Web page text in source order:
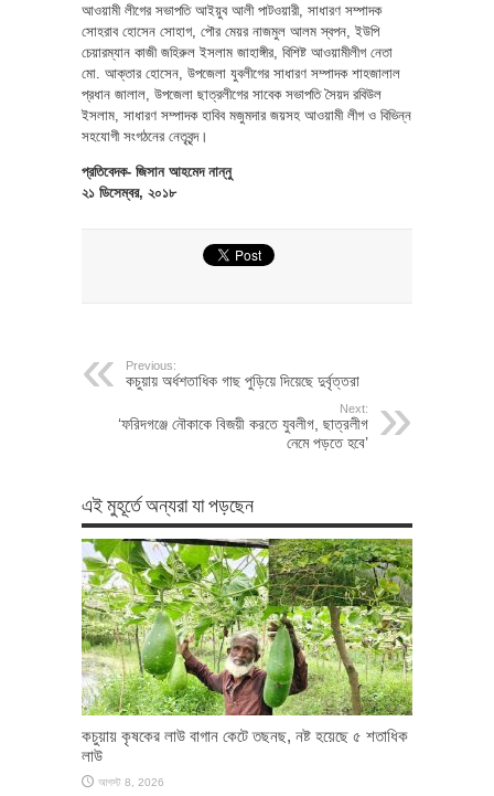
আওয়ামী লীগের সভাপতি আইয়ুব আলী পাটওয়ারী, সাধারণ সম্পাদক
সোহরাব হোসেন সোহাগ, পৌর মেয়র নাজমুল আলম স্বপন, ইউপি
চেয়ারম্যান কাজী জহিরুল ইসলাম জাহাঙ্গীর, বিশিষ্ট আওয়ামীলীগ নেতা
মো. আক্তার হোসেন, উপজেলা যুবলীগের সাধারণ সম্পাদক শাহজালাল
প্রধান জালাল, উপজেলা ছাত্রলীগের সাবেক সভাপতি সৈয়দ রবিউল
ইসলাম, সাধারণ সম্পাদক হাবিব মজুমদার জয়সহ আওয়ামী লীগ ও বিভিন্ন
সহযোগী সংগঠনের নেতৃবৃন্দ।
প্রতিবেদক- জিসান আহমেদ নান্নু
২১ ডিসেম্বর, ২০১৮
Previous:
কচুয়ায় অর্ধশতাধিক গাছ পুড়িয়ে দিয়েছে দুর্বৃত্তরা
Next:
‘ফরিদগঞ্জে নৌকাকে বিজয়ী করতে যুবলীগ, ছাত্রলীগ
নেমে পড়তে হবে’
এই মুহূর্তে অন্যরা যা পড়ছেন
কচুয়ায় কৃষকের লাউ বাগান কেটে তছনছ, নষ্ট হয়েছে ৫ শতাধিক
লাউ
আগস্ট 8, 2026